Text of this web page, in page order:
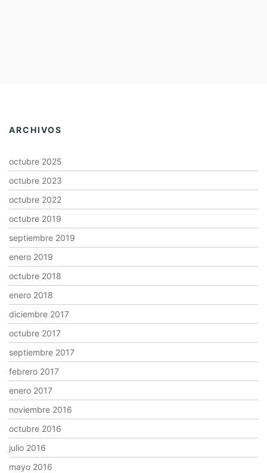
ARCHIVOS
octubre 2025
octubre 2023
octubre 2022
octubre 2019
septiembre 2019
enero 2019
octubre 2018
enero 2018
diciembre 2017
octubre 2017
septiembre 2017
febrero 2017
enero 2017
noviembre 2016
octubre 2016
julio 2016
mayo 2016